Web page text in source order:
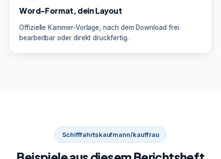
Word-Format, dein Layout
Offizielle Kammer-Vorlage, nach dem Download frei
bearbeitbar oder direkt druckfertig.
Schifffahrtskaufmann/kauffrau